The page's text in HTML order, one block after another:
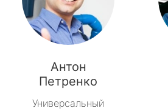
Антон
Петренко
Универсальный